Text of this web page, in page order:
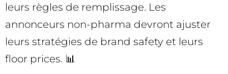
leurs règles de remplissage. Les
annonceurs non-pharma devront ajuster
leurs stratégies de brand safety et leurs
floor prices. 📊